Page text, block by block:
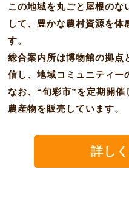
この地域を丸ごと屋根のな
して、豊かな農村資源を体
す。
総合案内所は博物館の拠点
信し、地域コミュニティー
なお、“旬彩市”を定期開
農産物を販売しています。
詳し